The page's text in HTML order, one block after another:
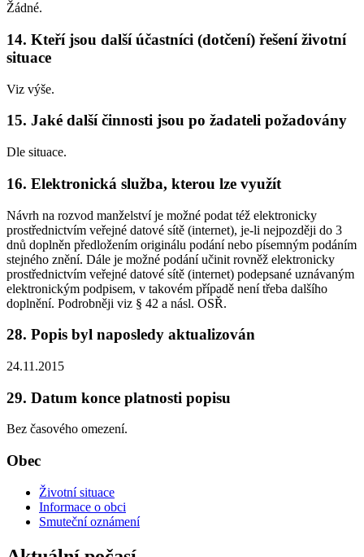
Žádné.
14. Kteří jsou další účastníci (dotčení) řešení životní
situace
Viz výše.
15. Jaké další činnosti jsou po žadateli požadovány
Dle situace.
16. Elektronická služba, kterou lze využít
Návrh na rozvod manželství je možné podat též elektronicky
prostřednictvím veřejné datové sítě (internet), je-li nejpozději do 3
dnů doplněn předložením originálu podání nebo písemným podáním
stejného znění. Dále je možné podání učinit rovněž elektronicky
prostřednictvím veřejné datové sítě (internet) podepsané uznávaným
elektronickým podpisem, v takovém případě není třeba dalšího
doplnění. Podrobněji viz § 42 a násl. OSŘ.
28. Popis byl naposledy aktualizován
24.11.2015
29. Datum konce platnosti popisu
Bez časového omezení.
Obec
Životní situace
Informace o obci
Smuteční oznámení